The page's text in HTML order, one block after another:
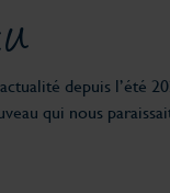
depuis l’été
qui nous